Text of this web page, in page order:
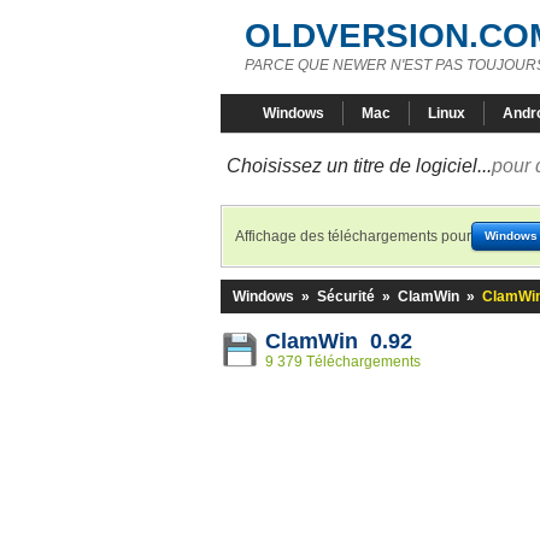
PARCE QUE NEWER N'EST PAS
Windows Mac Linux
Choisissez un titre de logiciel...pour
Affichage des téléchargements pour Windows
Windows » Sécurité » ClamWin »
ClamWin 0.92
9 379 Téléchargements